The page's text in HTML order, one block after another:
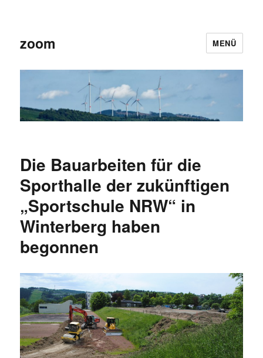
zoom MENÜ
Die Bauarbeiten für die
Sporthalle der zukünftigen
„Sportschule NRW“ in
Winterberg haben
begonnen